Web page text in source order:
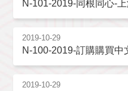
N-101-2019-同根同心-
2019-10-29
N-100-2019-訂購購買
2019-10-29